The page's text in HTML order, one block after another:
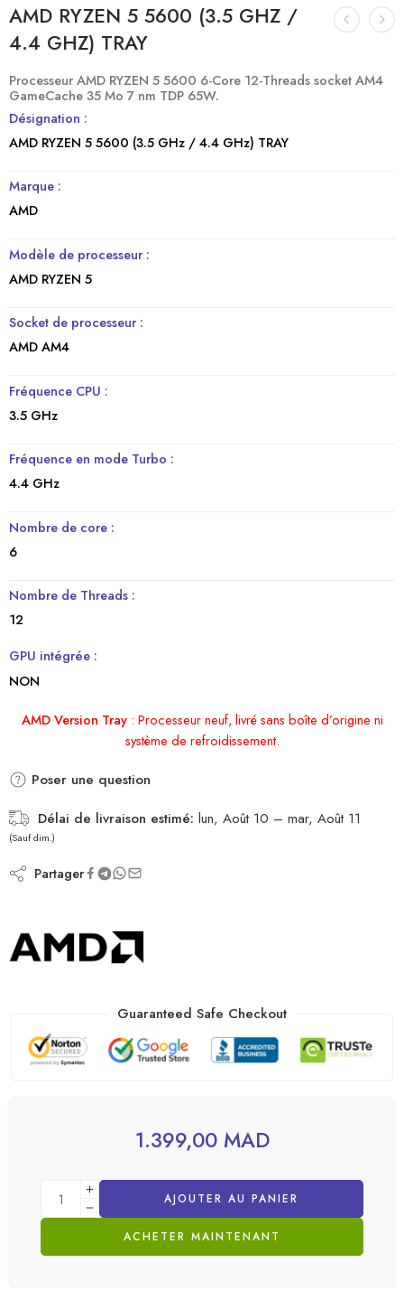
AMD RYZEN 5 5600 (3.5 GHZ /
4.4 GHZ) TRAY
Processeur AMD RYZEN 5 5600 6-Core 12-Threads socket AM4
GameCache 35 Mo 7 nm TDP 65W.
Désignation :
AMD RYZEN 5 5600 (3.5 GHz / 4.4 GHz) TRAY
Marque :
AMD
Modèle de processeur :
AMD RYZEN 5
Socket de processeur :
AMD AM4
Fréquence CPU :
3.5 GHz
Fréquence en mode Turbo :
4.4 GHz
Nombre de core :
6
Nombre de Threads :
12
GPU intégrée :
NON
AMD Version Tray: Processeur neuf, livré sans boîte d’origine ni
système de refroidissement.
Poser une question
Délai de livraison estimé: lun, Août 10 – mar, Août 11
(Sauf dim.)
Partager
Guaranteed Safe Checkout
1.399,00 MAD
AJOUTER AU PANIER
ACHETER MAINTENANT